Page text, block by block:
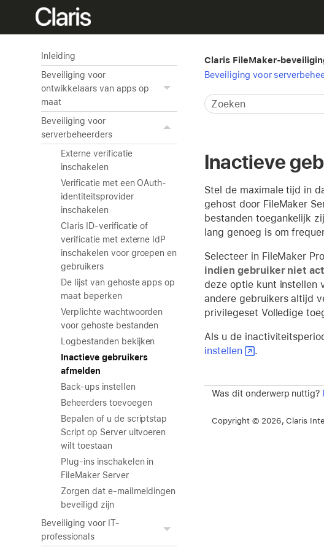
Inleiding
Beveiliging voor
ontwikkelaars van apps op
maat
Beveiliging voor
serverbeheerders
Externe verificatie
inschakelen
Verificatie met een OAuth-
identiteitsprovider
inschakelen
Claris ID-verificatie of
verificatie met externe IdP
inschakelen voor groepen en
gebruikers
De lijst van gehoste apps op
maat beperken
Verplichte wachtwoorden
voor gehoste bestanden
Logbestanden bekijken
Inactieve gebruikers
afmelden
Back-ups instellen
Beheerders toevoegen
Bepalen of u de scriptstap
Script op Server uitvoeren
wilt toestaan
Plug-ins inschakelen in
FileMaker Server
Zorgen dat e-mailmeldingen
beveiligd zijn
Beveiliging voor IT-
professionals
Claris FileMaker-
Beveiliging voor
Inactieve
Stel de maximale tijd in
gehost door FileMaker
bestanden toegankelijk
lang genoeg is om
Selecteer in FileMaker
indien gebruiker niet
deze optie kunt instellen
andere gebruikers altijd
privilegeset Volledige
Als u de
instellen
.
Was dit onderwerp nuttig?
Copyright © 2026, Claris